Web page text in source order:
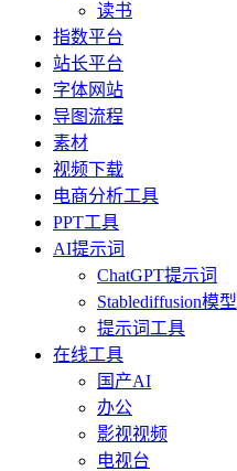
读书
指数平台
站长平台
字体网站
导图流程
素材
视频下载
电商分析工具
PPT工具
AI提示词
ChatGPT提示词
Stablediffusion模型
提示词工具
在线工具
国产AI
办公
影视视频
电视台